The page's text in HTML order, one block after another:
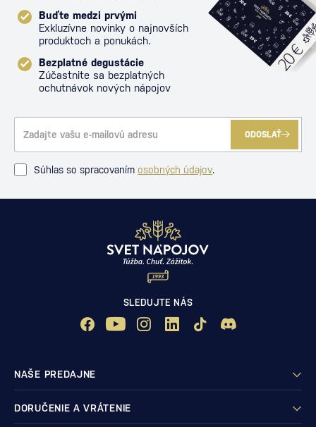
Buďte medzi prvými
Exkluzívne novinky o najnovších
produktoch a ponukách.
Bezplatné degustácie
Zúčastnite sa bezplatných
ochutnávok nových nápojov
ODOSLAŤ
Súhlas so spracovaním osobných údajov.
SLEDUJTE NÁS
NAŠE PREDAJNE
DORUČENIE A VRÁTENIE